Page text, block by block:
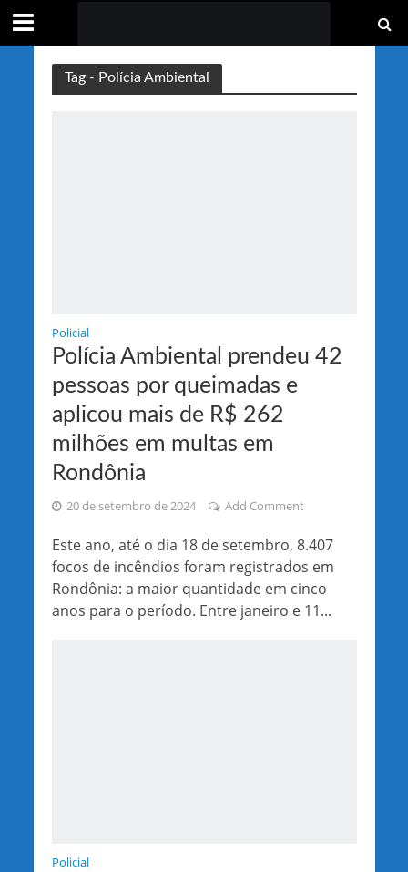
Tag - Polícia Ambiental
Policial
Polícia Ambiental prendeu 42
pessoas por queimadas e
aplicou mais de R$ 262
milhões em multas em
Rondônia
20 de setembro de 2024 Add Comment
Este ano, até o dia 18 de setembro, 8.407
focos de incêndios foram registrados em
Rondônia: a maior quantidade em cinco
anos para o período. Entre janeiro e 11...
Policial